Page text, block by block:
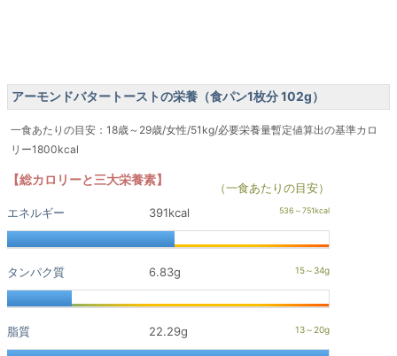
アーモンドバタートーストの栄養（食パン1枚分 102g）
一食あたりの目安：18歳～29歳/女性/51kg/必要栄養量暫定値算出の基準カロ
リー1800kcal
【総カロリーと三大栄養素】
（一食あたりの目安）
エネルギー
391kcal
タンパク質 6.83g
脂質 22.29g